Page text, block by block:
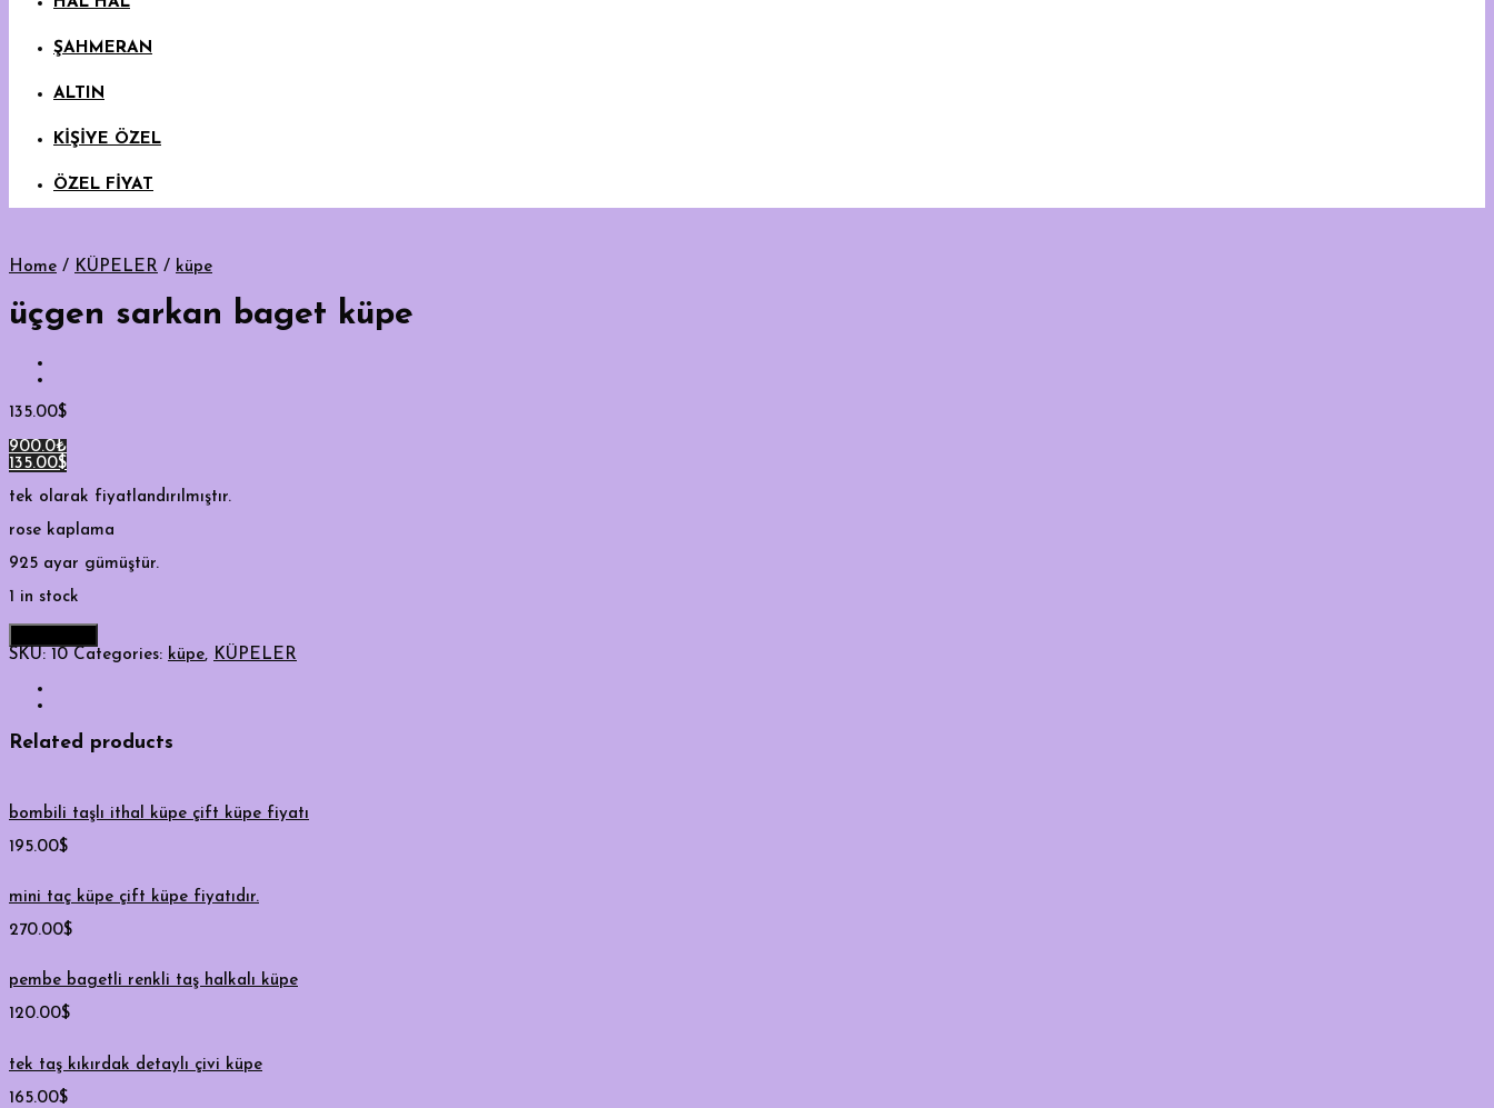
ŞAHMERAN
ALTIN
KİŞİYE ÖZEL
ÖZEL FİYAT
Home / KÜPELER / küpe
üçgen sarkan baget küpe
135.00$
900.0₺
135.00$
tek olarak fiyatlandırılmıştır.
rose kaplama
925 ayar gümüştür.
1 in stock
SKU: 10 Categories: küpe, KÜPELER
Related products
bombili taşlı ithal küpe çift küpe fiyatı
195.00$
mini taç küpe çift küpe fiyatıdır.
270.00$
pembe bagetli renkli taş halkalı küpe
120.00$
tek taş kıkırdak detaylı çivi küpe
165.00$